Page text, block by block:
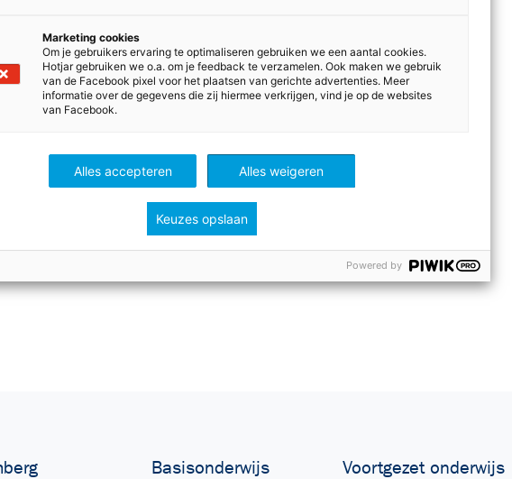
Basisonderwijs Voortgezet onderwijs
Marketing cookies
Om je gebruikers ervaring te optimaliseren gebruiken we een aantal cookies.
Hotjar gebruiken we o.a. om je feedback te verzamelen. Ook maken we gebruik
van de Facebook pixel voor het plaatsen van gerichte advertenties. Meer
informatie over de gegevens die zij hiermee verkrijgen, vind je op de websites
van Facebook.
Alles accepteren Alles weigeren
Keuzes opslaan
Powered by